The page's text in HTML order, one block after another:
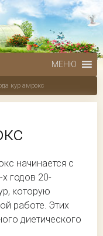
МЕНЮ
кур амрокс
начинается с
годов 20-
которую
работе. Этих
диетического